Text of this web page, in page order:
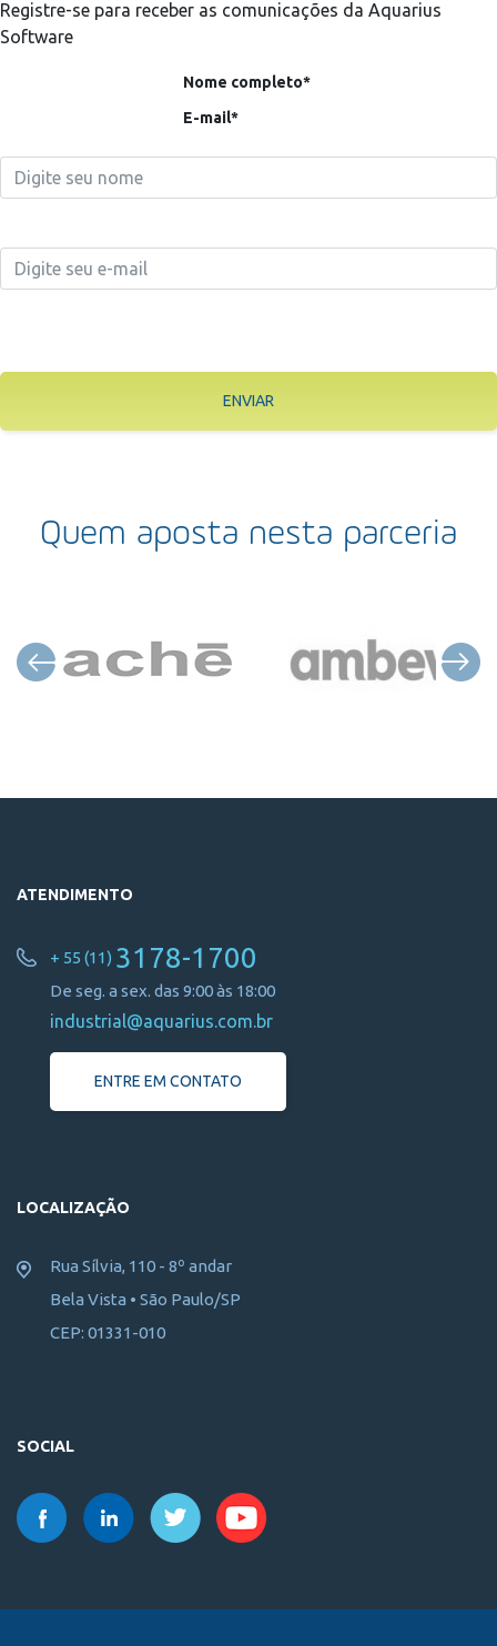
Registre-se para receber as comunicações da Aquarius
Software
Nome completo*
E-mail*
ENVIAR
Quem aposta nesta parceria
ATENDIMENTO
+ 55 (11) 3178-1700
De seg. a sex. das 9:00 às 18:00
industrial@aquarius.com.br
ENTRE EM CONTATO
LOCALIZAÇÃO
Rua Sílvia, 110 - 8º andar
Bela Vista • São Paulo/SP
CEP: 01331-010
SOCIAL